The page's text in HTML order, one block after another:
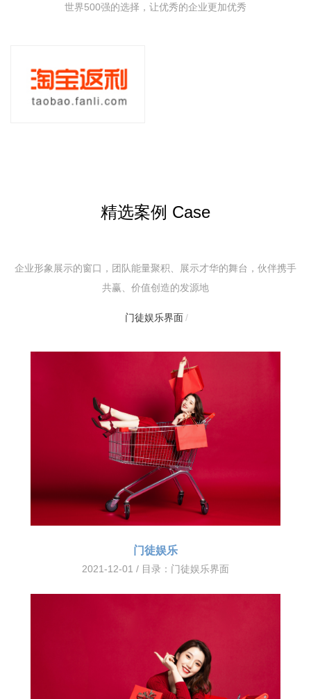
世界500强的选择，让优秀的企业更加优秀
精选案例 Case
企业形象展示的窗口，团队能量聚积、展示才华的舞台，伙伴携手
共赢、价值创造的发源地
门徒娱乐界面/
门徒娱乐
2021-12-01 / 目录： 门徒娱乐界面